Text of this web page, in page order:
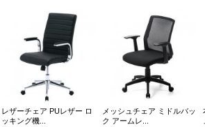
レザーチェア PUレザー ロ
ッキング機...
メッシュチェア ミドルバッ
ク アームレ...